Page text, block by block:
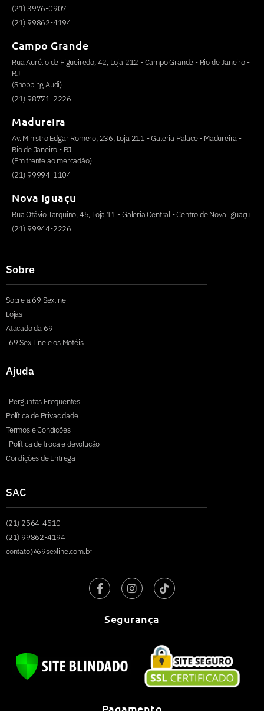
(21) 3976-0907
(21) 99862-4194
Campo Grande
Rua Aurélio de Figueiredo, 42, Loja 212 - Campo Grande - Rio de Janeiro -
RJ
(Shopping Audi)
(21) 98771-2226
Madureira
Av. Ministro Edgar Romero, 236, Loja 211 - Galeria Palace - Madureira -
Rio de Janeiro - RJ
(Em frente ao mercadão)
(21) 99994-1104
Nova Iguaçu
Rua Otávio Tarquino, 45, Loja 11 - Galeria Central - Centro de Nova Iguaçu
(21) 99944-2226
Sobre
Sobre a 69 Sexline
Lojas
Atacado da 69
69 Sex Line e os Motéis
Ajuda
Perguntas Frequentes
Política de Privacidade
Termos e Condições
Política de troca e devolução
Condições de Entrega
SAC
(21) 2564-4510
(21) 99862-4194
contato@69sexline.com.br
Segurança
Pagamento